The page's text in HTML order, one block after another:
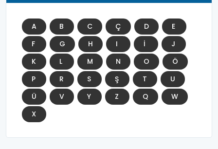
A B C Ç D
E
F
G H I İ
J
K
L M N O
Ö
P
R S Ş T
U
Ü
V Y Z Q
W
X